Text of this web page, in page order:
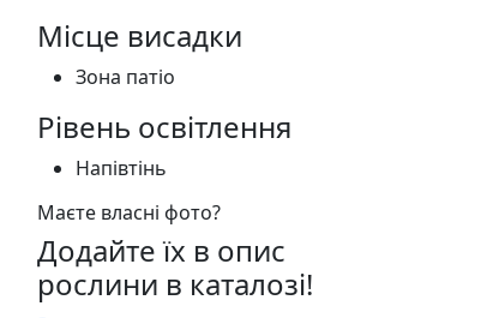
Місце висадки
Зона патіо
Рівень освітлення
Напівтінь
Маєте власні фото?
Додайте їх в опис
рослини в каталозі!